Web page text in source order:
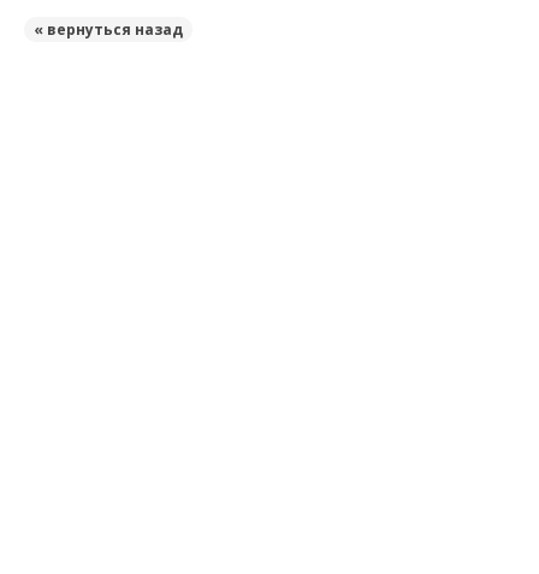
« вернуться назад